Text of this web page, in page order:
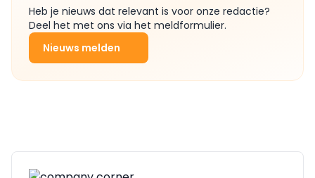
Heb je nieuws dat relevant is voor onze redactie?
Deel het met ons via het meldformulier.
Nieuws melden